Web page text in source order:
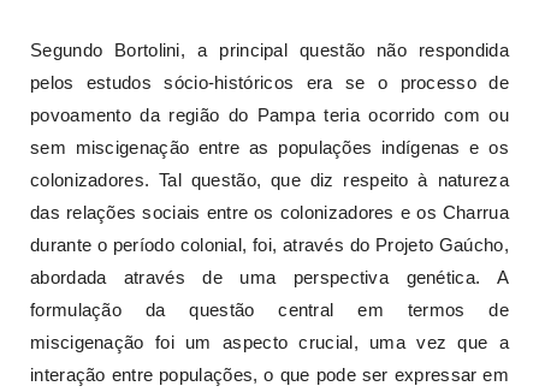
Segundo Bortolini, a principal questão não respondida
pelos estudos sócio-históricos era se o processo de
povoamento da região do Pampa teria ocorrido com ou
sem miscigenação entre as populações indígenas e os
colonizadores. Tal questão, que diz respeito à natureza
das relações sociais entre os colonizadores e os Charrua
durante o período colonial, foi, através do Projeto Gaúcho,
abordada através de uma perspectiva genética. A
formulação da questão central em termos de
miscigenação foi um aspecto crucial, uma vez que a
interação entre populações, o que pode ser expressar em